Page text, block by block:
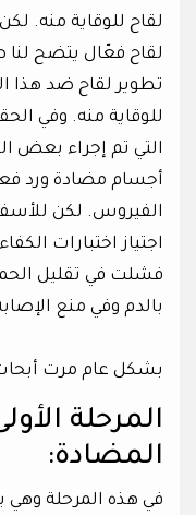
لقاح للوقاية منه.
لقاح فعّال يتضح
تطوير لقاح ضد هذا
للوقاية منه. وفي
التي تم إجراء بعض
أجسام مضادة ورد
الفيروس. لكن
اجتياز اختبارات
فشلت في تقليل
بالدم وفي منع
بشكل عام مرت أبحاث
المرحلة
المضادة:
في هذه المرحلة